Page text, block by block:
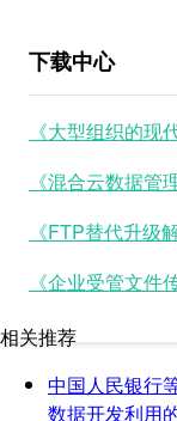
下载中心
《大型组织的现
《混合云数据管
《FTP替代升级
《企业受管文件
相关推荐
中国人民银行
数据开发利用